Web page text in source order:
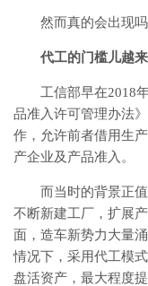
然而真的会出现吗
代工的门槛儿越
工信部早在2018
品准入许可管理办法
作，允许前者借用生
产企业及产品准入。
而当时的背景正
不断新建工厂，扩展
面，造车新势力大量
情况下，采用代工模
盘活资产，最大程度